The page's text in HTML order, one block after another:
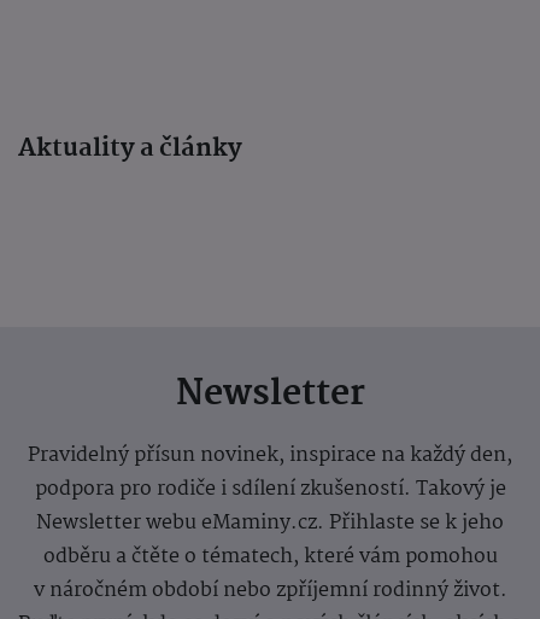
Aktuality a články
Newsletter
Pravidelný přísun novinek, inspirace na každý den,
podpora pro rodiče i sdílení zkušeností. Takový je
Newsletter webu eMaminy.cz. Přihlaste se k jeho
odběru a čtěte o tématech, které vám pomohou
v náročném období nebo zpříjemní rodinný život.